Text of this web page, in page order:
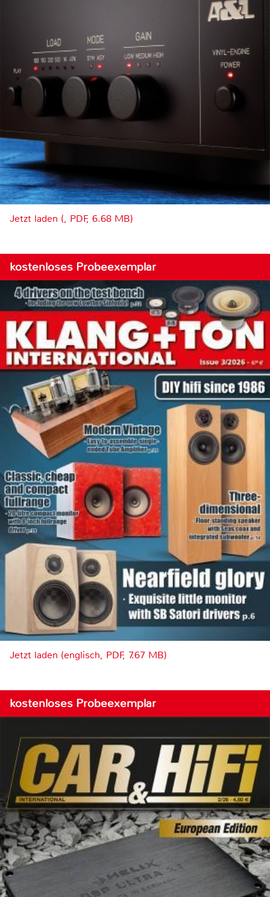
Jetzt laden (, PDF, 6.68 MB)
kostenloses Probeexemplar
Jetzt laden (englisch, PDF, 7.67 MB)
kostenloses Probeexemplar